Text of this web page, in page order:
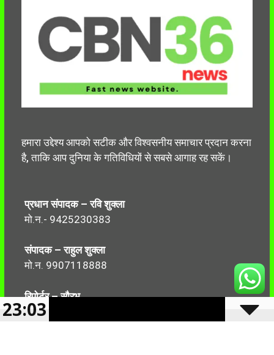
हमारा उद्देश्य आपको सटीक और विश्वसनीय समाचार प्रदान करना
है, ताकि आप दुनिया के गतिविधियों से सबसे आगाह रह सकें।
प्रधान संपादक – रवि शुक्ला
मो.न.- 9425230383
संपादक – राहुल शुक्ला
मो.न. 9907118888
रिपोर्टर – सौरभ
मो.न.-7499999906
23:03